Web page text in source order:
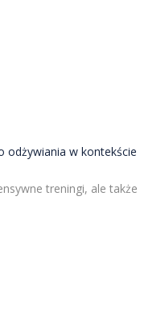
odżywiania w kontekście
treningi, ale także